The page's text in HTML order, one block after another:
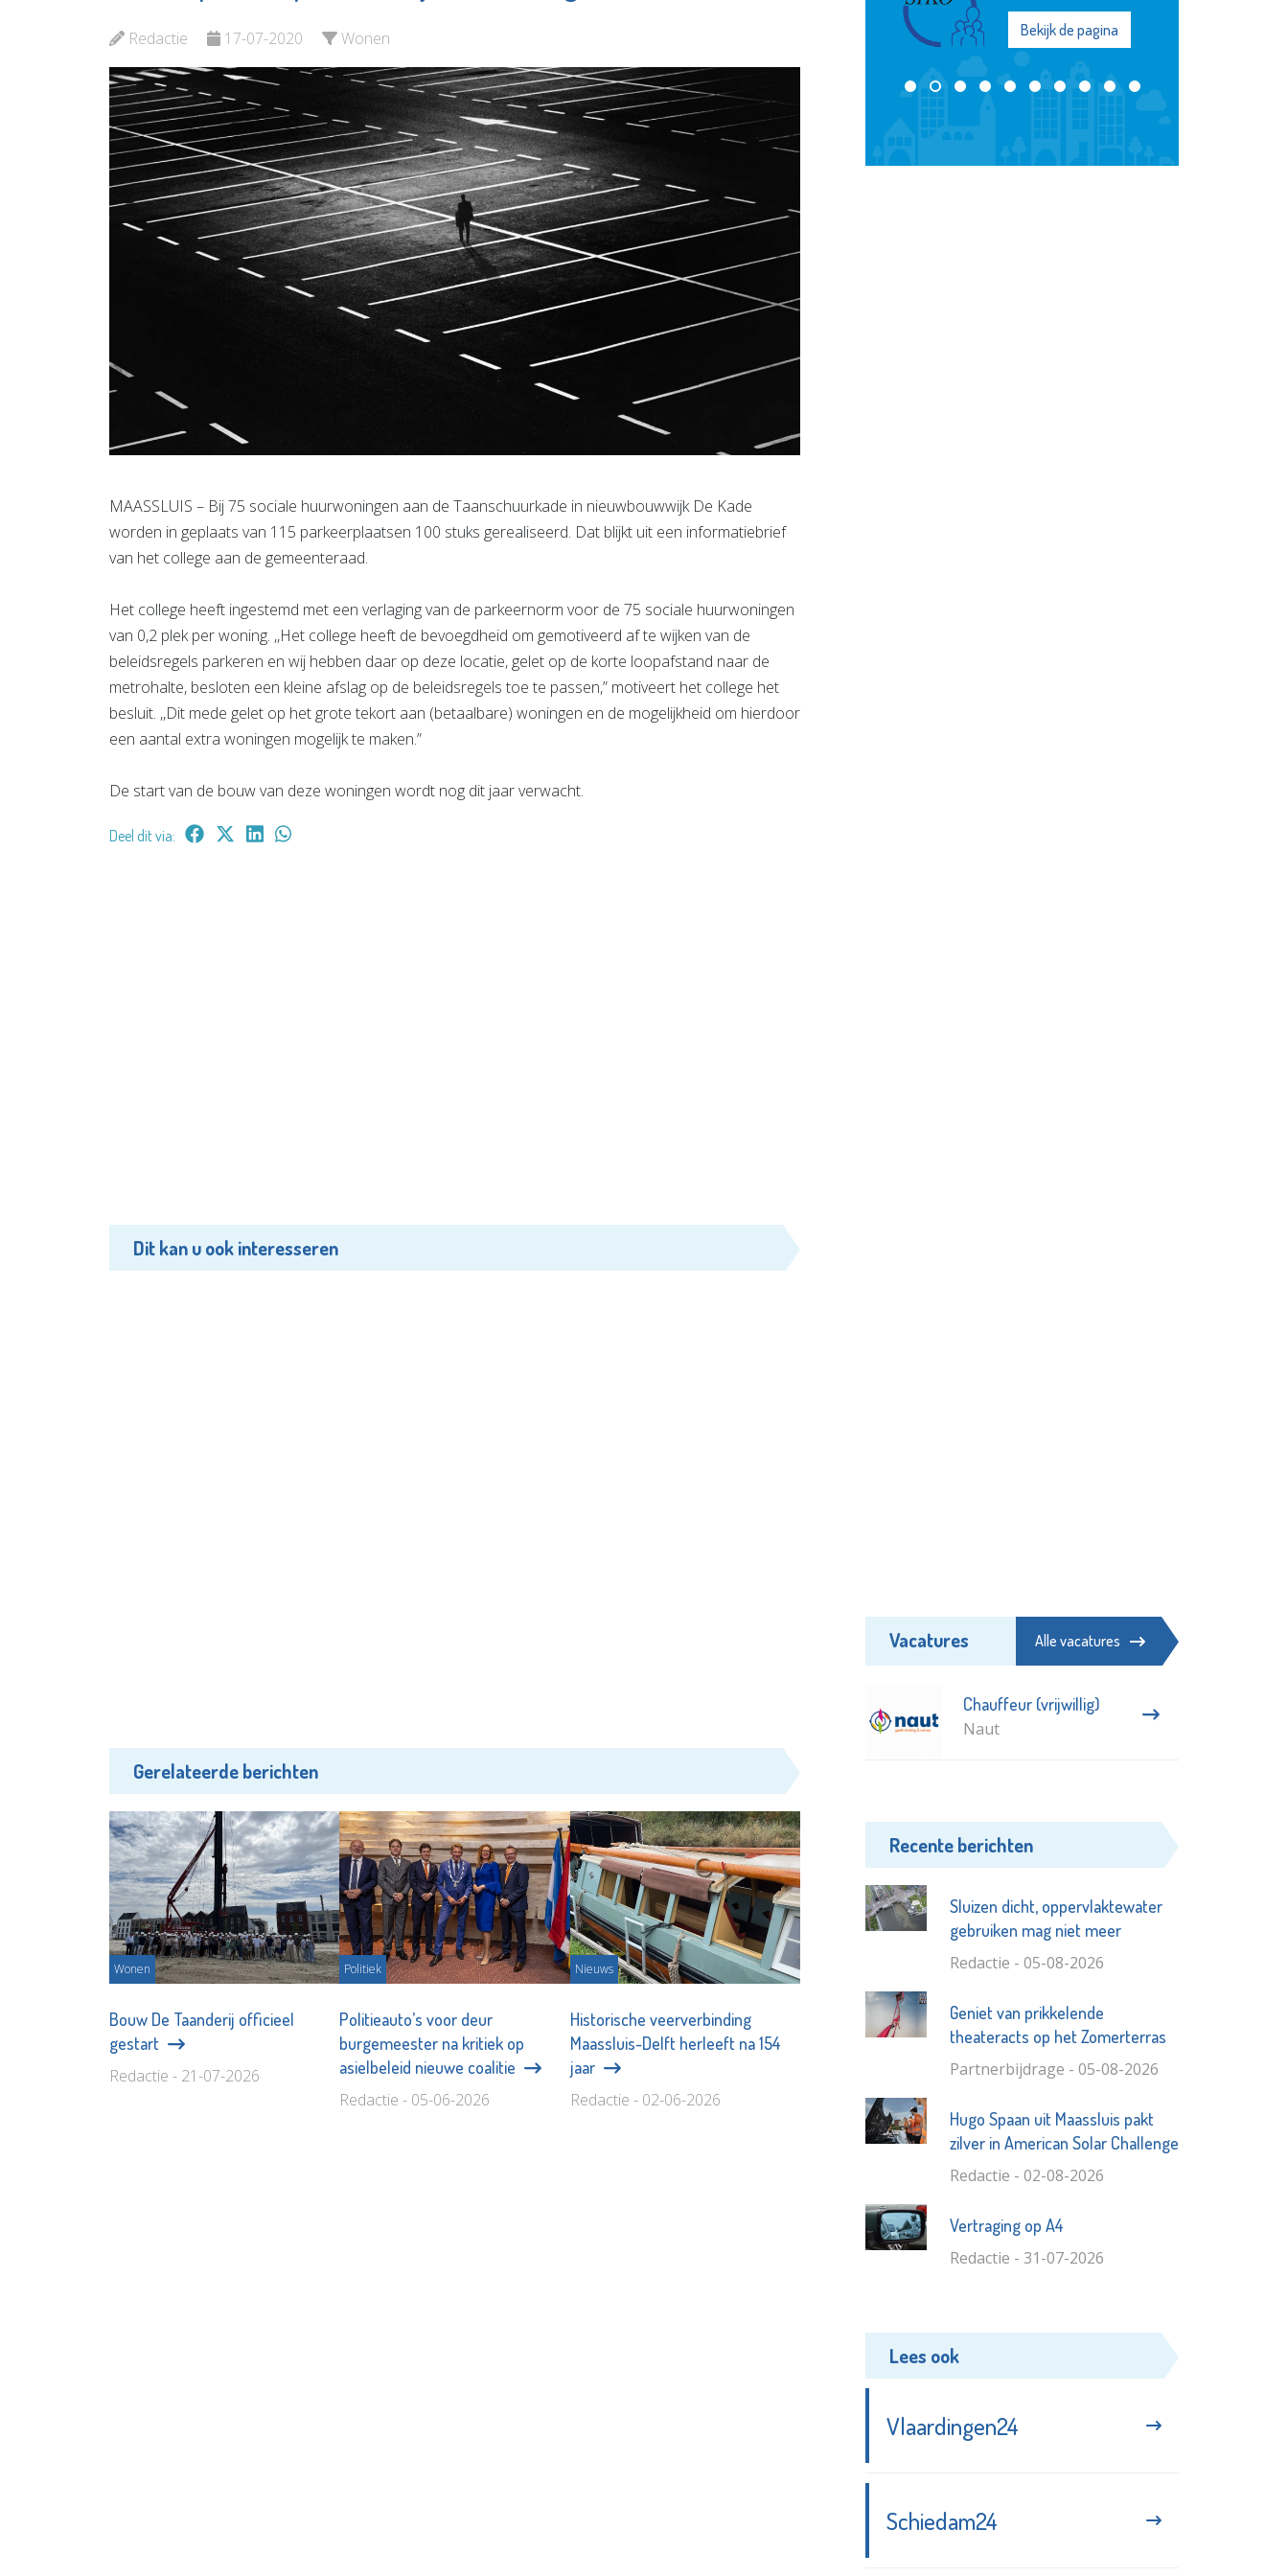
Redactie 17-07-2020 Wonen
MAASSLUIS – Bij 75 sociale huurwoningen aan de Taanschuurkade in nieuwbouwwijk De Kade
worden in geplaats van 115 parkeerplaatsen 100 stuks gerealiseerd. Dat blijkt uit een informatiebrief
van het college aan de gemeenteraad.
Het college heeft ingestemd met een verlaging van de parkeernorm voor de 75 sociale huurwoningen
van 0,2 plek per woning. ,,Het college heeft de bevoegdheid om gemotiveerd af te wijken van de
beleidsregels parkeren en wij hebben daar op deze locatie, gelet op de korte loopafstand naar de
metrohalte, besloten een kleine afslag op de beleidsregels toe te passen,” motiveert het college het
besluit. ,,Dit mede gelet op het grote tekort aan (betaalbare) woningen en de mogelijkheid om hierdoor
een aantal extra woningen mogelijk te maken.”
De start van de bouw van deze woningen wordt nog dit jaar verwacht.
Deel dit via:
Dit kan u ook interesseren
Gerelateerde berichten
Wonen
Bouw De Taanderij officieel
gestart
Redactie - 21-07-2026
Politiek
Politieauto’s voor deur
burgemeester na kritiek op
asielbeleid nieuwe coalitie
Redactie - 05-06-2026
Nieuws
Historische veerverbinding
Maassluis-Delft herleeft na 154
jaar
Redactie - 02-06-2026
Bekijk de pagina Bekijk de pagina Bekijk de pagina
Vacatures Alle vacatures
Chauffeur (vrijwillig)
Naut
Recente berichten
Sluizen dicht, oppervlaktewater
gebruiken mag niet meer
Redactie - 05-08-2026
Geniet van prikkelende
theateracts op het Zomerterras
Partnerbijdrage - 05-08-2026
Hugo Spaan uit Maassluis pakt
zilver in American Solar Challenge
Redactie - 02-08-2026
Vertraging op A4
Redactie - 31-07-2026
Lees ook
Vlaardingen24
Schiedam24